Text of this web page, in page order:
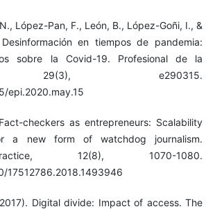
López-Pan, F., León, B., López-Goñi, I., &
en tiempos de pandemia:
sobre la Covid-19. Profesional de la
29(3), e290315.
epi.2020.may.15
checkers as entrepreneurs: Scalability
a new form of watchdog journalism.
12(8), 1070-1080.
17512786.2018.1493946
Digital divide: Impact of access. The